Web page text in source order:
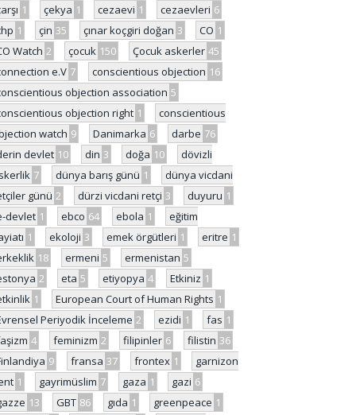
1 çekya 1 cezaevi 1 cezaevleri 6
1 çin 35 çınar koçgiri doğan 3 CO 1
Watch 2 çocuk 150 Çocuk askerler 45
e.V 7 conscientious objection 16
objection association 5
objection right 1
conscientious
watch 9 Danimarka 6 darbe 76
devlet 10 din 3 doğa 10
dövizli
7 dünya barış günü 1
dünya vicdani
günü 2 dürzi vicdani retçi 3 duyuru 1
devlet 1 ebco 64 ebola 1
eğitim
1 ekoloji 3 emek örgütleri 1 eritre 1
18 ermeni 5 ermenistan 5
2 eta 5 etiyopya 4 Etkiniz 1
1 European Court of Human Rights 1
Periyodik İnceleme 2 ezidi 1 fas 1
4 feminizm 2 filipinler 6 filistin 36
9 fransa 37 frontex 1
garnizon
1 gayrimüslim 7 gaza 1 gazi 6
13 GBT 86 gıda 1 greenpeace 1